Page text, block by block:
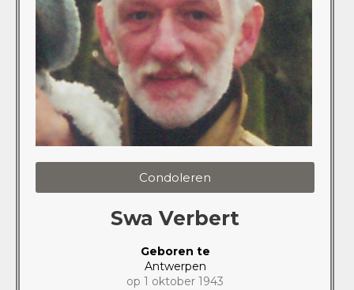
Condoleren
Swa Verbert
Geboren te
Antwerpen
op 1 oktober 1943